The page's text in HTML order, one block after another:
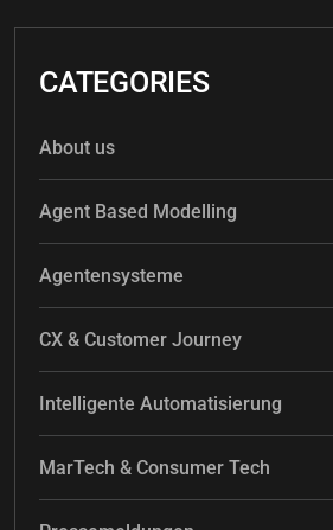
CATEGORIES
About us
Agent Based Modelling
Agentensysteme
CX & Customer Journey
Intelligente Automatisierung
MarTech & Consumer Tech